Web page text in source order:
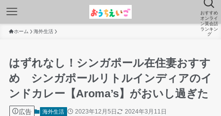
おすすめ
オンライ
ン英会話
ランキン
グ
ホーム 海外生活
はずれなし！シンガポール在住妻おすす
め シンガポールリトルインディアのイ
ンドカレー【Aroma’s】がおいし過ぎた
広告 海外生活 2023年12月5日 2024年3月11日